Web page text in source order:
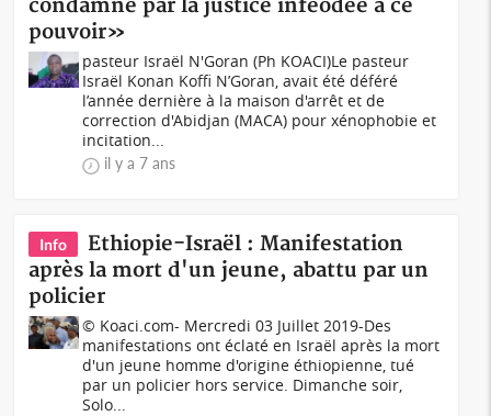
condamné par la justice inféodée à ce
pouvoir»
pasteur Israël N'Goran (Ph KOACI)Le pasteur
Israël Konan Koffi N’Goran, avait été déféré
l’année dernière à la maison d'arrêt et de
correction d'Abidjan (MACA) pour xénophobie et
incitation...
il y a 7 ans
Info
Ethiopie-Israël : Manifestation
après la mort d'un jeune, abattu par un
policier
© Koaci.com- Mercredi 03 Juillet 2019-Des
manifestations ont éclaté en Israël après la mort
d'un jeune homme d'origine éthiopienne, tué
par un policier hors service. Dimanche soir,
Solo...